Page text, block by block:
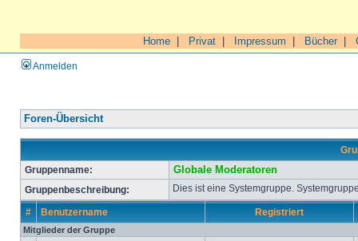
Home Privat Impressum Bücher|
Anmelden
Foren-Übersicht
Gruppenname:
Globale Moderatoren
Gruppenbeschreibung: Dies ist eine Systemgruppe.
# Benutzername Registriert
Mitglieder der Gruppe